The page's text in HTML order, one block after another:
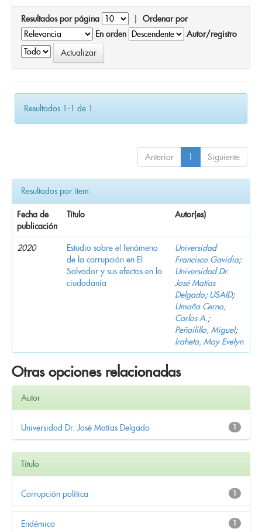
Resultados por página | Ordenar por
En orden
Autor/registro
Resultados 1-1 de 1.
Anterior 1 Siguiente
Resultados por ítem:
Fecha de
publicación
Título Autor(es)
2020
Estudio sobre el fenómeno
de la corrupción en El
Salvador y sus efectos en la
ciudadanía
Universidad
Francisco Gavidia;
Universidad Dr.
José Matías
Delgado; USAID;
Umaña Cerna,
Carlos A.;
Peñailillo, Miguel;
Iraheta, May Evelyn
Otras opciones relacionadas
Autor
1
Universidad Dr. José Matías Delgado
Título
1
Corrupción política
1
Endémico